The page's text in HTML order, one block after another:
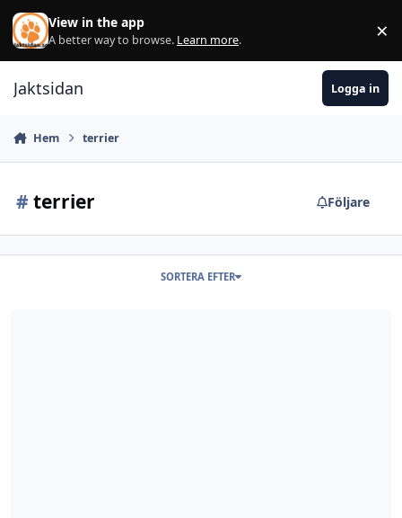
Hoppa till innehåll
View in the app
A better way to browse. Learn more. ×
Jaktsidan Logga in
Hem terrier
# terrier Följare
SORTERA EFTER